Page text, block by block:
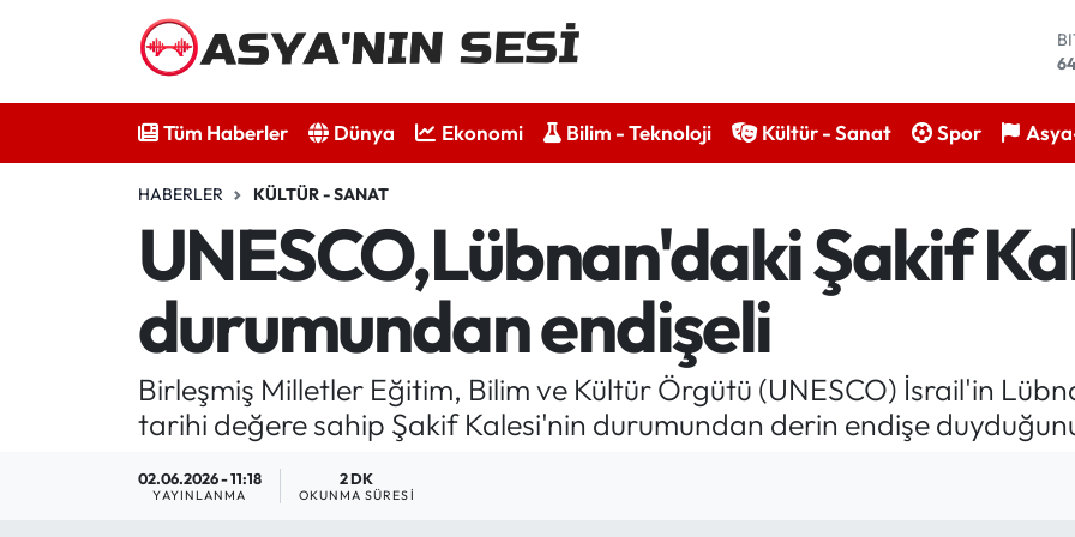
Tüm Haberler Dünya Ekonomi Bilim - Teknoloji Kültür - Sanat Spor
HABERLER KÜLTÜR - SANAT
UNESCO,Lübnan'daki Şakif
durumundan endişeli
Birleşmiş Milletler Eğitim, Bilim ve Kültür Örgütü (UNESCO) İsrail'in
tarihi değere sahip Şakif Kalesi'nin durumundan derin endişe
02.06.2026 - 11:18
YAYINLANMA
2 DK
OKUNMA SÜRESI
Bilim - Teknoloji
Kültür - Sanat